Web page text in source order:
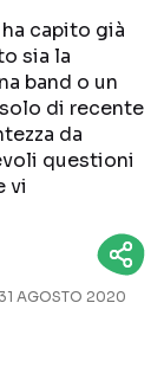
capito già
sia la
band o un
di recente
da
questioni
vi
AGOSTO 2020